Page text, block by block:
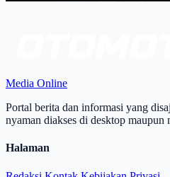
Media Online
Portal berita dan informasi yang
nyaman diakses di desktop maupun
Halaman